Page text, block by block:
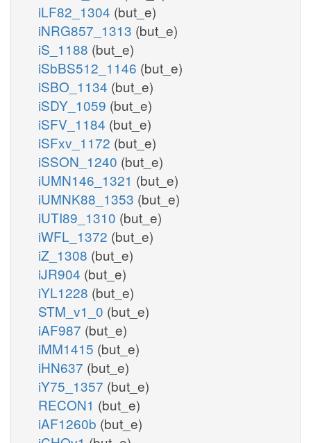
iLF82_1304 (but_e)
iNRG857_1313 (but_e)
iS_1188 (but_e)
iSbBS512_1146 (but_e)
iSBO_1134 (but_e)
iSDY_1059 (but_e)
iSFV_1184 (but_e)
iSFxv_1172 (but_e)
iSSON_1240 (but_e)
iUMN146_1321 (but_e)
iUMNK88_1353 (but_e)
iUTI89_1310 (but_e)
iWFL_1372 (but_e)
iZ_1308 (but_e)
iJR904 (but_e)
iYL1228 (but_e)
STM_v1_0 (but_e)
iAF987 (but_e)
iMM1415 (but_e)
iHN637 (but_e)
iY75_1357 (but_e)
RECON1 (but_e)
iAF1260b (but_e)